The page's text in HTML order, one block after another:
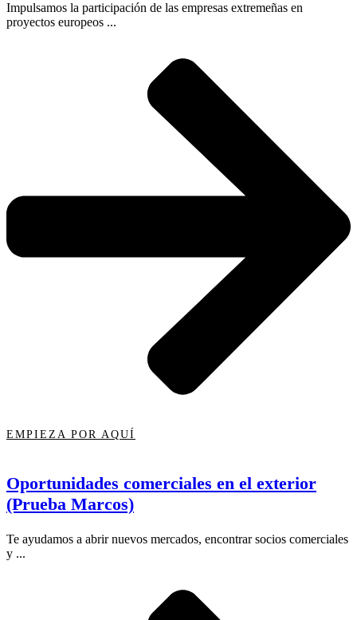
Impulsamos la participación de las empresas extremeñas en
proyectos europeos ...
EMPIEZA POR AQUÍ
Oportunidades comerciales en el exterior
(Prueba Marcos)
Te ayudamos a abrir nuevos mercados, encontrar socios comerciales
y ...